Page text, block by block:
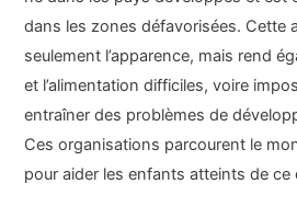
dans les zones défavorisées. Cette
seulement l’apparence, mais rend
et l’alimentation difficiles, voire
entraîner des problèmes de
Ces organisations parcourent le
pour aider les enfants atteints de ce